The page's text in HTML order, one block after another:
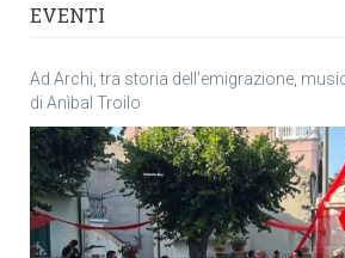
EVENTI
Ad Archi, tra storia dell’emigrazione,
di Anìbal Troilo